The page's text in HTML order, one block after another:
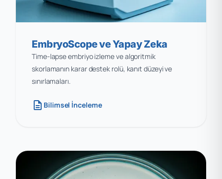
EmbryoScope ve Yapay Zeka
Time-lapse embriyo izleme ve algoritmik
skorlamanın karar destek rolü, kanıt düzeyi ve
sınırlamaları.
description Bilimsel İnceleme